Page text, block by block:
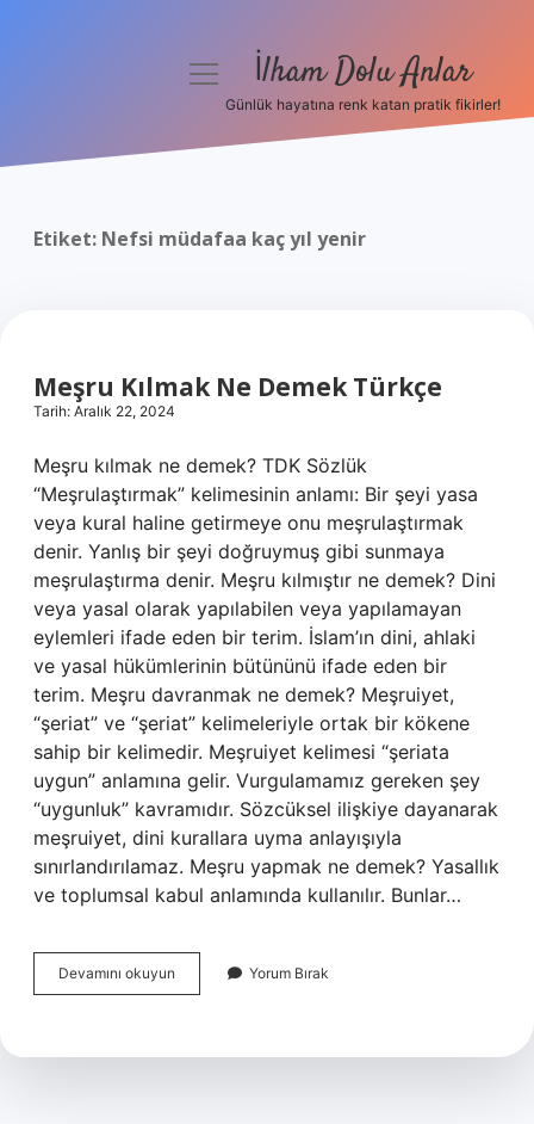
menüyü İlham Dolu Anlar
Günlük hayatına renk katan pratik fikirler!
Etiket: Nefsi müdafaa kaç yıl yenir
Meşru Kılmak Ne Demek Türkçe
Tarih: Aralık 22, 2024
Meşru kılmak ne demek? TDK Sözlük
“Meşrulaştırmak” kelimesinin anlamı: Bir şeyi yasa
veya kural haline getirmeye onu meşrulaştırmak
denir. Yanlış bir şeyi doğruymuş gibi sunmaya
meşrulaştırma denir. Meşru kılmıştır ne demek? Dini
veya yasal olarak yapılabilen veya yapılamayan
eylemleri ifade eden bir terim. İslam’ın dini, ahlaki
ve yasal hükümlerinin bütününü ifade eden bir
terim. Meşru davranmak ne demek? Meşruiyet,
“şeriat” ve “şeriat” kelimeleriyle ortak bir kökene
sahip bir kelimedir. Meşruiyet kelimesi “şeriata
uygun” anlamına gelir. Vurgulamamız gereken şey
“uygunluk” kavramıdır. Sözcüksel ilişkiye dayanarak
meşruiyet, dini kurallara uyma anlayışıyla
sınırlandırılamaz. Meşru yapmak ne demek? Yasallık
ve toplumsal kabul anlamında kullanılır. Bunlar…
Devamını okuyun
Kılmak
Türkçe
Yorum Bırak